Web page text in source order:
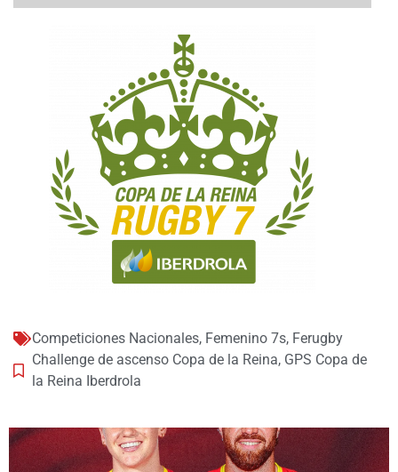
Competiciones Nacionales, Femenino 7s, Ferugby
Challenge de ascenso Copa de la Reina, GPS Copa de
la Reina Iberdrola